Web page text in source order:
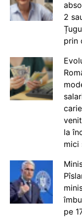
2
prin
la
mici
pe